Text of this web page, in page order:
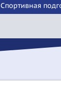
Спортивная